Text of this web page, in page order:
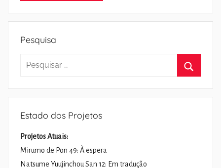
Pesquisa
Pesquisar
Estado dos Projetos
Projetos Atuais:
Mirumo de Pon 49: À espera
Natsume Yuujinchou San 12: Em tradução